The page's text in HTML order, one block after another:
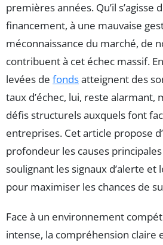
premières années. Qu’il s’agisse
financement, à une mauvaise
méconnaissance du marché, de
contribuent à cet échec massif.
levées de fondsatteignent des
taux d’échec, lui, reste
défis structurels auxquels font
entreprises. Cet article propose
profondeur les causes
soulignant les signaux d’alerte et
pour maximiser les chances de
Face à un environnement
intense, la compréhension claire